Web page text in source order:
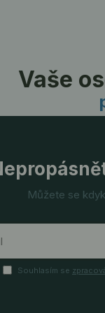
Vaše
Můžete se
Souhlasím se